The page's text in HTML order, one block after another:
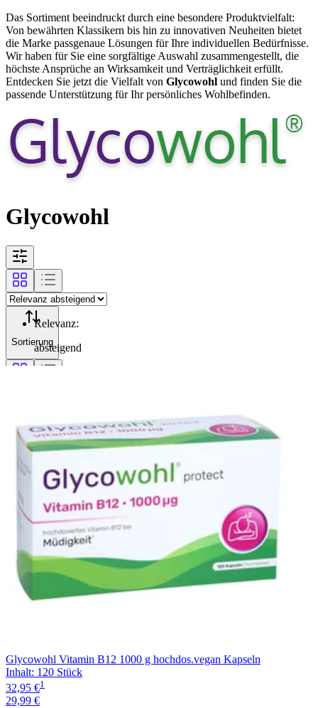
Das Sortiment beeindruckt durch eine besondere Produktvielfalt:
Von bewährten Klassikern bis hin zu innovativen Neuheiten bietet
die Marke passgenaue Lösungen für Ihre individuellen Bedürfnisse.
Wir haben für Sie eine sorgfältige Auswahl zusammengestellt, die
höchste Ansprüche an Wirksamkeit und Verträglichkeit erfüllt.
Entdecken Sie jetzt die Vielfalt von Glycowohl und finden Sie die
passende Unterstützung für Ihr persönliches Wohlbefinden.
Glycowohl
Sortierung
Relevanz:
absteigend
Glycowohl Vitamin B12 1000 g hochdos.vegan Kapseln
Inhalt: 120 Stück
32,95 €1
29,99 €